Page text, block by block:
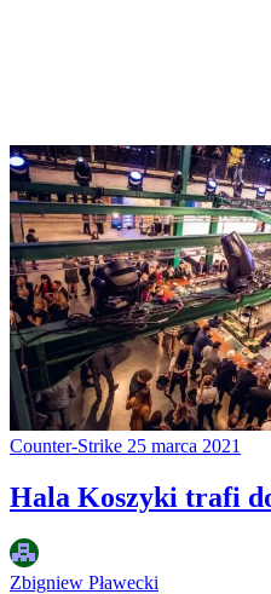
Counter-Strike 25 marca 2021
Hala Koszyki trafi
Zbigniew Pławecki